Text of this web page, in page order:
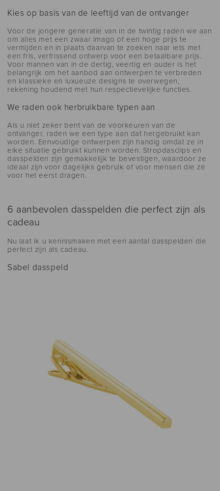
Kies op basis van de leeftijd van de ontvanger
Voor de jongere generatie van in de twintig raden we aan
om alles met een zwaar imago of een hoge prijs te
vermijden en in plaats daarvan te zoeken naar iets met
een fris, verfrissend ontwerp voor een betaalbare prijs.
Voor mannen van in de dertig, veertig en ouder is het
belangrijk om het aanbod aan ontwerpen te verbreden
en klassieke en luxueuze designs te overwegen,
rekening houdend met hun respectievelijke functies.
We raden ook herbruikbare typen aan
Als u niet zeker bent van de voorkeuren van de
ontvanger, raden we een type aan dat hergebruikt kan
worden. Eenvoudige ontwerpen zijn handig omdat ze in
elke situatie gebruikt kunnen worden. Stropdasclips en
dasspelden zijn gemakkelijk te bevestigen, waardoor ze
ideaal zijn voor dagelijks gebruik of voor mensen die ze
voor het eerst dragen.
6 aanbevolen dasspelden die perfect zijn als
cadeau
Nu laat ik u kennismaken met een aantal dasspelden die
perfect zijn als cadeau.
Sabel dasspeld